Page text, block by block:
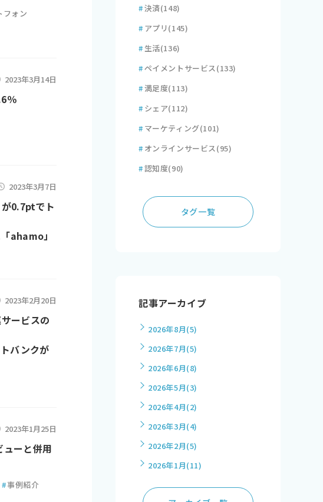
フォン
2023年3月14日
％
2023年3月7日
0.7ptでト
ahamo」
2023年2月20日
ービスの
バンクが
2023年1月25日
ューと併用
#事例紹介
#決済(148)
# アプリ(145)
# 生活(136)
#ペイメントサービス(133)
#満足度(113)
# シェア(112)
# マーケティング(101)
# オンラインサービス(95)
#認知度(90)
タグ一覧
記事アーカイブ
2026年8月(5)
2026年7月(5)
2026年6月(8)
2026年5月(3)
2026年4月(2)
2026年3月(4)
2026年2月(5)
2026年1月(11)